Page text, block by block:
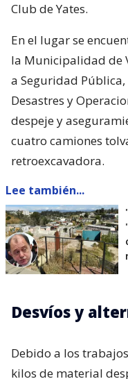
Club de Yates.
En el lugar se
la Municipalidad de
a Seguridad Pública,
Desastres y
despeje y
cuatro camiones
retroexcavadora.
Lee también...
Desvíos y
Debido a los
kilos de material